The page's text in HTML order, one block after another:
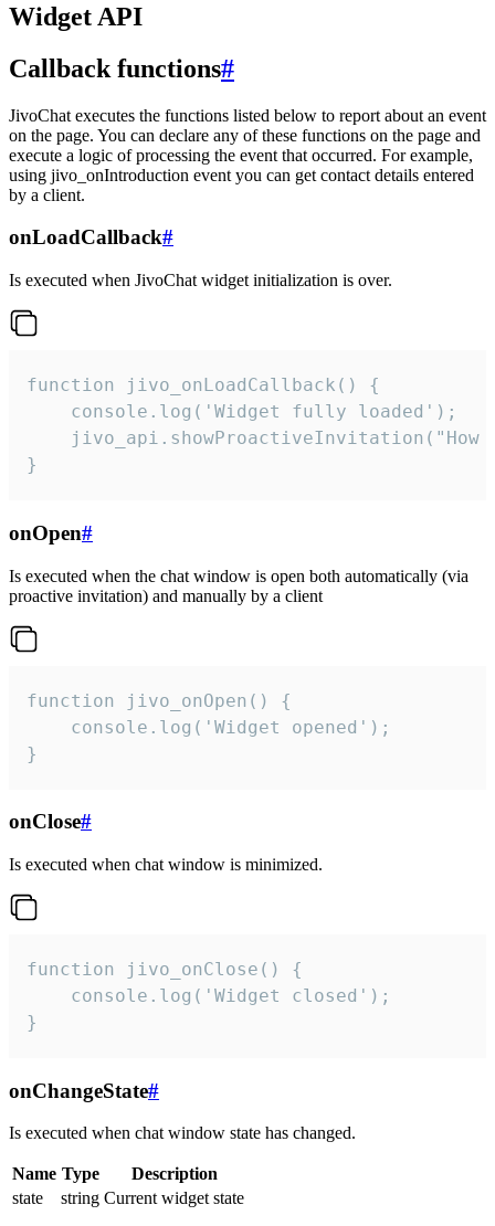
Widget API
Callback functions#
JivoChat executes the functions listed below to report about an event
on the page. You can declare any of these functions on the page and
execute a logic of processing the event that occurred. For example,
using jivo_onIntroduction event you can get contact details entered
by a client.
onLoadCallback#
Is executed when JivoChat widget initialization is over.
function jivo_onLoadCallback() {
    console.log('Widget fully loaded');
jivo_api.showProactiveInvitation("How
}
onOpen#
Is executed when the chat window is open both automatically (via
proactive invitation) and manually by a client
function jivo_onOpen() {
    console.log('Widget opened');
}
onClose#
Is executed when chat window is minimized.
function jivo_onClose() {
    console.log('Widget closed');
}
onChangeState#
Is executed when chat window state has changed.
Name Type
Description
state
string Current widget state